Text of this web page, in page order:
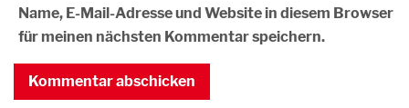
Name, E-Mail-Adresse und Website in diesem Browser
für meinen nächsten Kommentar speichern.